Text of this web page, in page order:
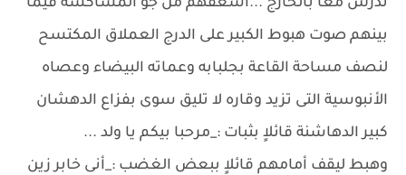
تدرس معاً بالخارج ...أسعفهم من جو المشاكسة فيما
بينهم صوت هبوط الكبير على الدرج العملاق المكتسح
لنصف مساحة القاعة بجلبابه وعماته البيضاء وعصاه
الأنبوسية التى تزيد وقاره لا تليق سوى بفزاع الدهشان
كبير الدهاشنة قائلاٍ بثبات :_مرحبا بيكم يا ولد ...
وهبط ليقف أمامهم قائلاٍ ببعض الغضب :_أنى خابر زين